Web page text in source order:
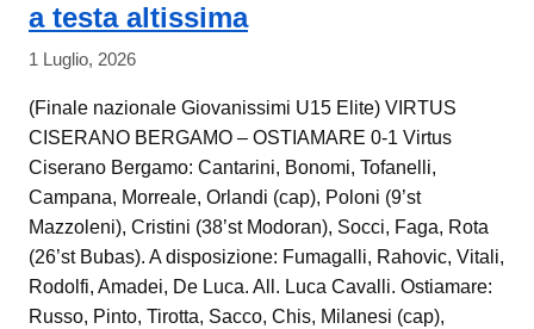
a testa altissima
1 Luglio, 2026
(Finale nazionale Giovanissimi U15 Elite) VIRTUS
CISERANO BERGAMO – OSTIAMARE 0-1 Virtus
Ciserano Bergamo: Cantarini, Bonomi, Tofanelli,
Campana, Morreale, Orlandi (cap), Poloni (9’st
Mazzoleni), Cristini (38’st Modoran), Socci, Faga, Rota
(26’st Bubas). A disposizione: Fumagalli, Rahovic, Vitali,
Rodolfi, Amadei, De Luca. All. Luca Cavalli. Ostiamare:
Russo, Pinto, Tirotta, Sacco, Chis, Milanesi (cap),